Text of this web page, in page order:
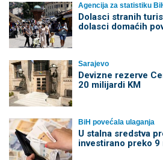
Agencija za statistiku
Dolasci stranih
dolasci domaćih
Sarajevo
Devizne rezerve
20 milijardi KM
BiH povećala ulaganja
U stalna sredstva
investirano preko 9